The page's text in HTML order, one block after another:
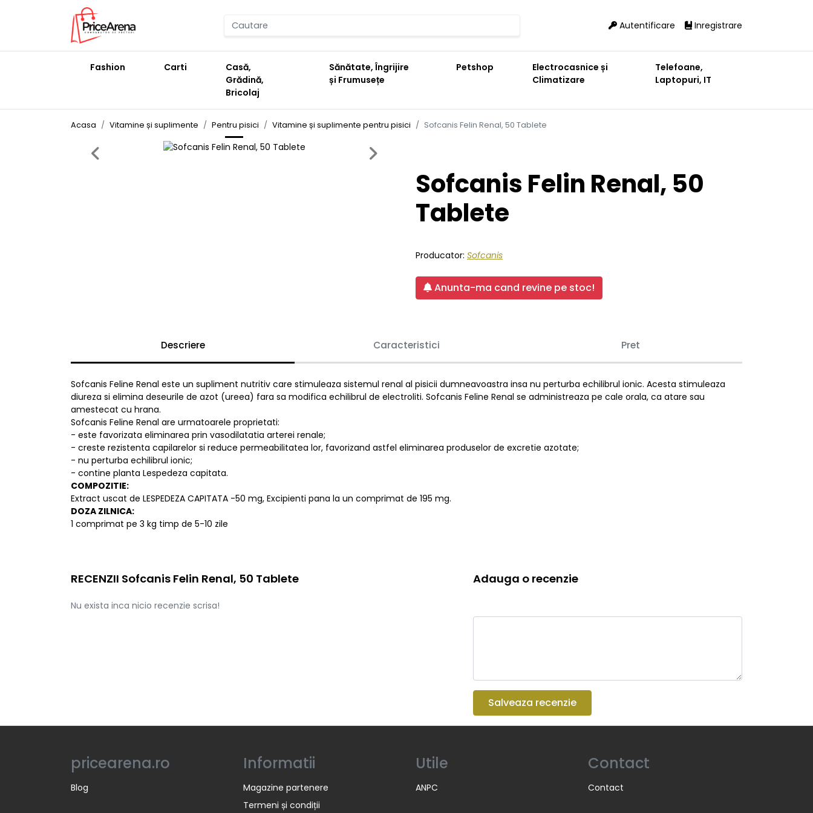
Autentificare Inregistrare
Fashion Carti
Casă,
Grădină,
Bricolaj
Sănătate, Îngrijire
și Frumusețe
Petshop
Electrocasnice și
Climatizare
Telefoane,
Laptopuri, IT
Acasa Vitamine și suplimente Pentru pisici Vitamine și suplimente pentru pisici Sofcanis Felin Renal, 50 Tablete
Previous Next
Sofcanis Felin Renal, 50
Tablete
Producator: Sofcanis
Anunta-ma cand revine pe stoc!
Descriere Caracteristici Pret
Sofcanis Feline Renal este un supliment nutritiv care stimuleaza sistemul renal al pisicii dumneavoastra insa nu perturba echilibrul ionic. Acesta stimuleaza
diureza si elimina deseurile de azot (ureea) fara sa modifica echilibrul de electroliti. Sofcanis Feline Renal se administreaza pe cale orala, ca atare sau
amestecat cu hrana.
Sofcanis Feline Renal are urmatoarele proprietati:
- este favorizata eliminarea prin vasodilatatia arterei renale;
- creste rezistenta capilarelor si reduce permeabilitatea lor, favorizand astfel eliminarea produselor de excretie azotate;
- nu perturba echilibrul ionic;
- contine planta Lespedeza capitata.
COMPOZITIE:
Extract uscat de LESPEDEZA CAPITATA -50 mg, Excipienti pana la un comprimat de 195 mg.
DOZA ZILNICA:
1 comprimat pe 3 kg timp de 5-10 zile
RECENZII Sofcanis Felin Renal, 50 Tablete
Nu exista inca nicio recenzie scrisa!
Adauga o recenzie
Salveaza recenzie
pricearena.ro
Blog
Informatii
Magazine partenere
Termeni și condiții
Utile
ANPC
Contact
Contact